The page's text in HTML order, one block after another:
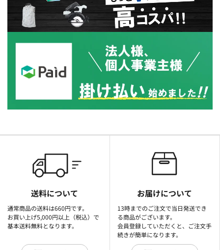
送料について
通常商品の送料は660円です。
お買い上げ5,000円以上（税込）で
基本送料無料となります。
お届けについて
13時までのご注文で当日発送でき
る商品がございます。
会員登録していただくと、ご注文手
続きが簡単になります。